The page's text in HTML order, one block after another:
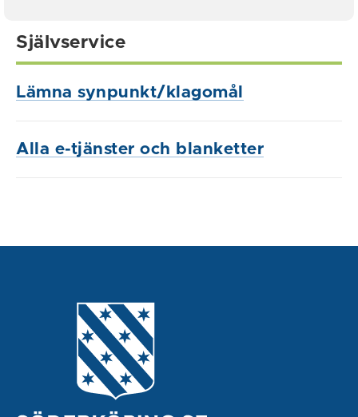
Självservice
Lämna synpunkt/klagomål
Alla e-tjänster och blanketter